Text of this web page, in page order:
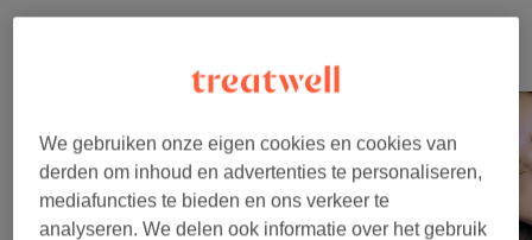
Klik op de afbeelding voor meer details
We gebruiken onze eigen cookies en cookies van
derden om inhoud en advertenties te personaliseren,
mediafuncties te bieden en ons verkeer te
analyseren. We delen ook informatie over het gebruik